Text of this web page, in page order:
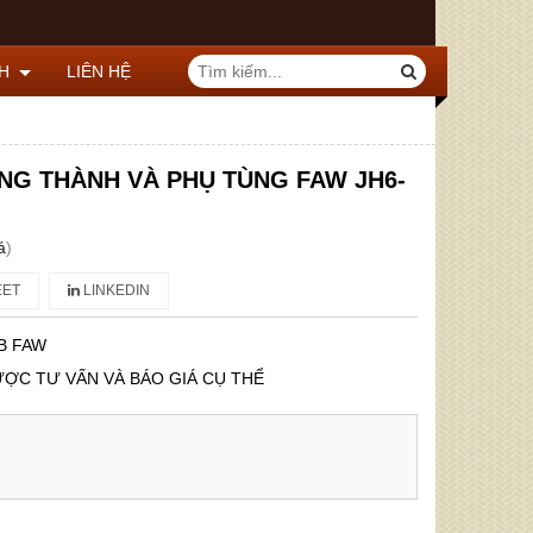
LIÊN HỆ
THÀNH VÀ PHỤ TÙNG FAW JH6-
)
LINKEDIN
FAW
TƯ VẤN VÀ BÁO GIÁ CỤ THỂ